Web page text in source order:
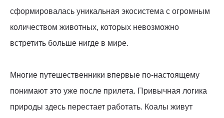
сформировалась уникальная экосистема с огромным
количеством животных, которых невозможно
встретить больше нигде в мире.
Многие путешественники впервые по-настоящему
понимают это уже после прилета. Привычная логика
природы здесь перестает работать. Коалы живут